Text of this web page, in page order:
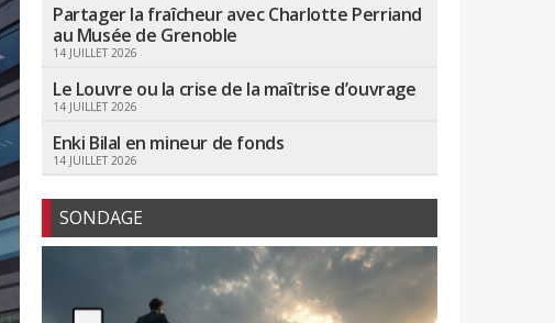
Partager la fraîcheur avec Charlotte Perriand
au Musée de Grenoble
14 JUILLET 2026
Le Louvre ou la crise de la maîtrise d’ouvrage
14 JUILLET 2026
Enki Bilal en mineur de fonds
14 JUILLET 2026
SONDAGE